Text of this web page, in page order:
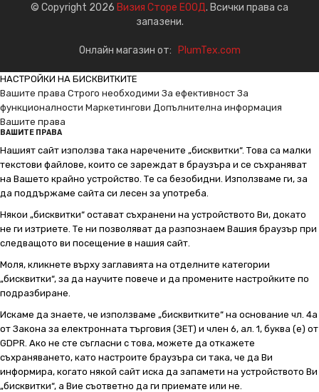
© Copyright 2026 Визия Сторе ЕООД. Всички права са
запазени.
Онлайн магазин от: PlumTex.com
НАСТРОЙКИ НА БИСКВИТКИТЕ
Вашите права Строго необходими За ефективност За
функционалности Маркетингови Допълнителна информация
Вашите права
ВАШИТЕ ПРАВА
Нашият сайт използва така наречените „бисквитки“. Това са малки
текстови файлове, които се зареждат в браузъра и се съхраняват
на Вашето крайно устройство. Те са безобидни. Използваме ги, за
да поддържаме сайта си лесен за употреба.
Някои „бисквитки“ остават съхранени на устройството Ви, докато
не ги изтриете. Те ни позволяват да разпознаем Вашия браузър при
следващото ви посещение в нашия сайт.
Моля, кликнете върху заглавията на отделните категории
„бисквитки“, за да научите повече и да промените настройките по
подразбиране.
Искаме да знаете, че използваме „бисквитките“ на основание чл. 4а
от Закона за електронната търговия (ЗЕТ) и член 6, ал. 1, буква (е) от
GDPR. Ако не сте съгласни с това, можете да откажете
съхраняването, като настроите браузъра си така, че да Ви
информира, когато някой сайт иска да запамети на устройството Ви
„бисквитки“, а Вие съответно да ги приемате или не.